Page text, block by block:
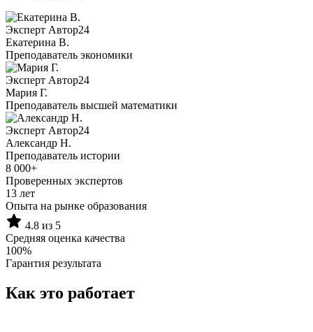
Эксперт Автор24
Екатерина B.
Преподаватель экономики
Эксперт Автор24
Мария Г.
Преподаватель высшей математики
Эксперт Автор24
Александр Н.
Преподаватель истории
8 000+
Проверенных экспертов
13 лет
Опыта на рынке образования
4.8 из 5
Средняя оценка качества
100%
Гарантия результата
Как это работает